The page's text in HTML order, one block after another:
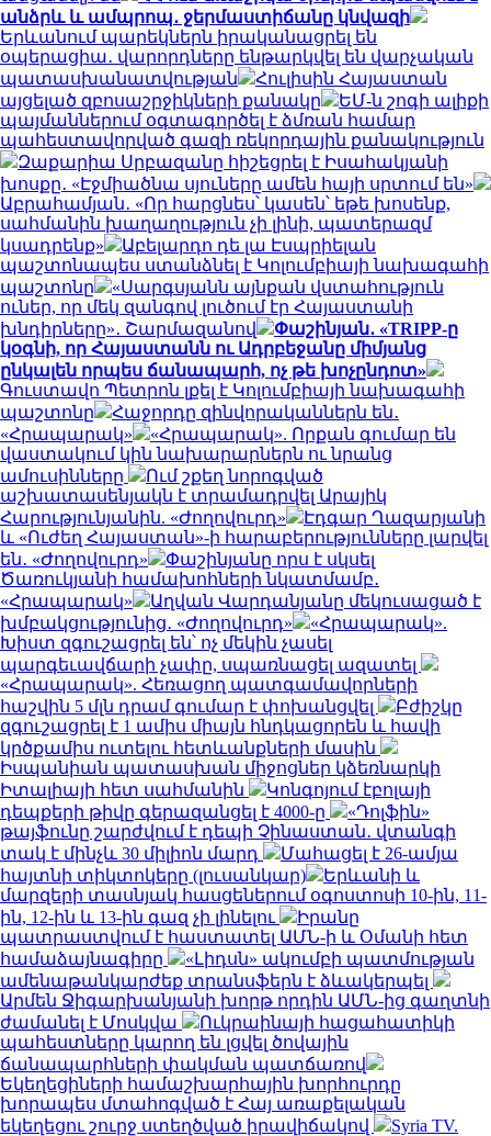
անձրև և ամպրոպ․ ջերմաստիճանը կնվազի
Երևանում պարեկներն իրականացրել են
օպերացիա․ վարորդները ենթարկվել են վարչական
պատասխանատվության
Հուլիսին Հայաստան
այցելած զբոսաշրջիկների քանակը
ԵՄ-ն շոգի ալիքի
պայմաններում օգտագործել է ձմռան համար
պահեստավորված գազի ռեկորդային քանակություն
Զաքարիա Սրբազանը հիշեցրել է Իսահակյանի
խոսքը․ «Էջմիածնա սյուները ամեն հայի սրտում են»
Աբրահամյան․ «Որ հարցնես՝ կասեն՝ եթե խոսենք,
սահմանին խաղաղություն չի լինի, պատերազմ
կսադրենք»
Աբելարդո դե լա Էսպրիելան
պաշտոնապես ստանձնել է Կոլումբիայի նախագահի
պաշտոնը
«Սարգսյանն այնքան վստահություն
ուներ, որ մեկ զանգով լուծում էր Հայաստանի
խնդիրները»․ Շարմազանով
Փաշինյան․ «TRIPP-ը
կօգնի, որ Հայաստանն ու Ադրբեջանը միմյանց
ընկալեն որպես ճանապարհ, ոչ թե խոչընդոտ»
Գուստավո Պետրոն լքել է Կոլումբիայի նախագահի
պաշտոնը
Հաջորդը զինվորականներն են․
«Հրապարակ»
«Հրապարակ». Որքան գումար են
վաստակում կին նախարարներն ու նրանց
ամուսինները
Ում շքեղ նորոգված
աշխատասենյակն է տրամադրվել Արայիկ
Հարությունյանին. «Ժողովուրդ»
Էդգար Ղազարյանի
և «Ուժեղ Հայաստան»-ի հարաբերությունները լարվել
են․ «Ժողովուրդ»
Փաշինյանը որս է սկսել
Ծառուկյանի համախոհների նկատմամբ․
«Հրապարակ»
Աղվան Վարդանյանը մեկուսացած է
խմբակցությունից․ «Ժողովուրդ»
«Հրապարակ».
Խիստ զգուշացրել են՝ ոչ մեկին չասել
պարգեւավճարի չափը, սպառնացել ազատել
«Հրապարակ». Հեռացող պատգամավորների
հաշվին 5 մլն դրամ գումար է փոխանցվել
Բժիշկը
զգուշացրել է 1 ամիս միայն հնդկացորեն և հավի
կրծքամիս ուտելու հետևանքների մասին
Իսպանիան պատասխան միջոցներ կձեռնարկի
Իտալիայի հետ սահմանին
Կոնգոյում էբոլայի
դեպքերի թիվը գերազանցել է 4000-ը
«Դոլֆին»
թայֆունը շարժվում է դեպի Չինաստան․ վտանգի
տակ է մինչև 30 միլիոն մարդ
Մահացել է 26-ամյա
հայտնի տիկտոկերը (լուսանկար)
Երևանի և
մարզերի տասնյակ հասցեներում օգոստոսի 10-ին, 11-
ին, 12-ին և 13-ին գազ չի լինելու
Իրանը
պատրաստվում է հաստատել ԱՄՆ-ի և Օմանի հետ
համաձայնագիրը
«Լիդսն» ակումբի պատմության
ամենաթանկարժեք տրանսֆերն է ձևակերպել
Արմեն Ջիգարխանյանի խորթ որդին ԱՄՆ-ից գաղտնի
ժամանել է Մոսկվա
Ուկրաինայի հացահատիկի
պահեստները կարող են լցվել ծովային
ճանապարհների փակման պատճառով
Եկեղեցիների համաշխարհային խորհուրդը
խորապես մտահոգված է Հայ առաքելական
եկեղեցու շուրջ ստեղծված իրավիճակով
Syria TV.